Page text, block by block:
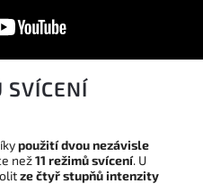
SVÍCENÍ
použití dvou nezávisle
než11 režimů svícení. U
ze čtyř stupňů intenzity